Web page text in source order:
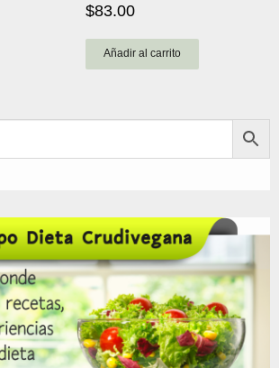
Valorado
con
de 5
$83.00
Añadir al carrito